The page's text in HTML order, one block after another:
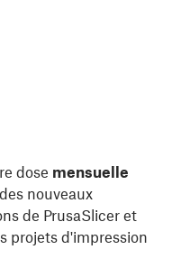
dose mensuelle
nouveaux
de PrusaSlicer et
projets d'impression